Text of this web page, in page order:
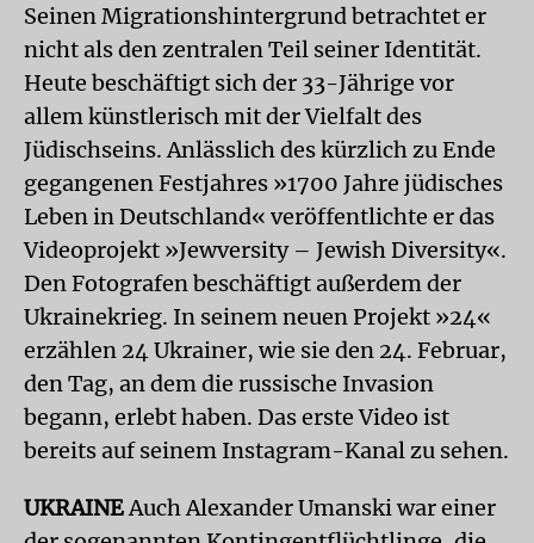
Seinen Migrationshintergrund betrachtet er
nicht als den zentralen Teil seiner Identität.
Heute beschäftigt sich der 33-Jährige vor
allem künstlerisch mit der Vielfalt des
Jüdischseins. Anlässlich des kürzlich zu Ende
gegangenen Festjahres »1700 Jahre jüdisches
Leben in Deutschland« veröffentlichte er das
Videoprojekt »Jewversity – Jewish Diversity«.
Den Fotografen beschäftigt außerdem der
Ukrainekrieg. In seinem neuen Projekt »24«
erzählen 24 Ukrainer, wie sie den 24. Februar,
den Tag, an dem die russische Invasion
begann, erlebt haben. Das erste Video ist
bereits auf seinem Instagram-Kanal zu sehen.
UKRAINEAuch Alexander Umanski war einer